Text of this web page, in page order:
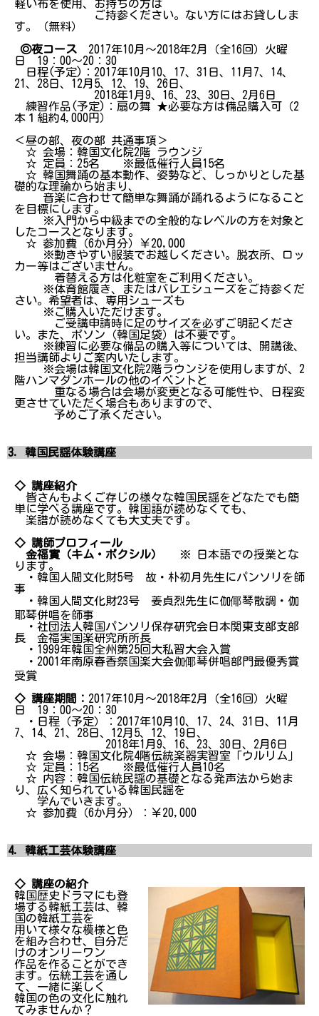
軽い布を使用、お持ちの方は
ご持参ください。ない方にはお貸ししま
す。（無料）
◎夜コース 2017年10月～2018年2月（全16回）火曜
日 19：00～20：30
日程(予定)：2017年10月10、17、31日、11月7、14、
21、28日、12月5、12、19、26日、
2018年1月9、16、23、30日、2月6日
練習作品(予定)：扇の舞 ★必要な方は備品購入可（2
本１組約4,000円）
＜昼の部、夜の部 共通事項＞
☆ 会場：韓国文化院2階 ラウンジ
☆ 定員：25名 ※最低催行人員15名
☆ 韓国舞踊の基本動作、姿勢など、しっかりとした基
礎的な理論から始まり、
音楽に合わせて簡単な舞踊が踊れるようになること
を目標にします。
※入門から中級までの全般的なレベルの方を対象と
したコースとなります。
☆ 参加費（6か月分）￥20,000
※動きやすい服装でお越しください。脱衣所、ロッ
カー等はございません。
着替える方は化粧室をご利用ください。
※体育館履き、またはバレエシューズをご持参くだ
さい。希望者は、専用シューズも
※ご購入いただけます。
ご受講申請時に足のサイズを必ずご明記くださ
い。また、ポソン（韓国足袋）は不要です。
※練習に必要な備品の購入等については、開講後、
担当講師よりご案内いたします。
※会場は韓国文化院2階ラウンジを使用しますが、2
階ハンマダンホールの他のイベントと
重なる場合は会場が変更となる可能性や、日程変
更させていただく場合もありますので、
予めご了承ください。
3．韓国民謡体験講座
◇ 講座紹介
皆さんもよくご存じの様々な韓国民謡をどなたでも簡
単に学べる講座です。韓国語が読めなくても、
楽譜が読めなくても大丈夫です。
◇ 講師プロフィール
金福實（キム・ボクシル）
※ 日本語での授業とな
ります。
・韓国人間文化財5号 故・朴初月先生にパンソリを師
事
・韓国人間文化財23号 姜貞烈先生に伽倻琴散調・伽
耶琴併唱を師事
・社団法人韓国パンソリ保存研究会日本関東支部支部
長 金福実国楽研究所所長
・1999年韓国全州第25回大私習大会入賞
・2001年南原春香祭国楽大会伽倻琴併唱部門最優秀賞
受賞
◇ 講座期間： 2017年10月～2018年2月（全16回）火曜
日 19：00～20：30
・日程（予定）：2017年10月10、17、24、31日、11月
7、14、21、28日、12月5、12、19日、
2018年1月9、16、23、30日、2月6日
☆ 会場：韓国文化院4階伝統楽器実習室「ウルリム」
☆ 定員：15名 ※最低催行人員10名
☆ 内容：韓国伝統民謡の基礎となる発声法から始ま
り、広く知られている韓国民謡を
学んでいきます。
☆ 参加費（6か月分）：￥20,000
4．韓紙工芸体験講座
◇ 講座の紹介
韓国歴史ドラマにも登
場する韓紙工芸は、韓
国の韓紙工芸を
用いて様々な模様と色
を組み合わせ、自分だ
けのオンリーワン
作品を作ることができ
ます。伝統工芸を通し
て、一緒に楽しく
韓国の色の文化に触れ
てみませんか？